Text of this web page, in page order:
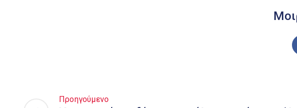
Προηγούμενο